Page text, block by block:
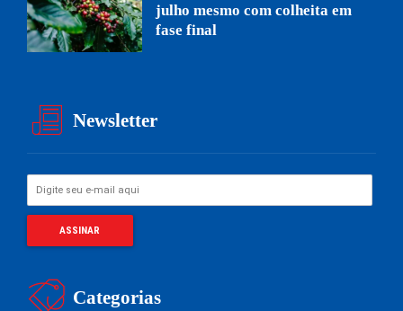
julho mesmo com colheita em
fase final
Newsletter
Categorias